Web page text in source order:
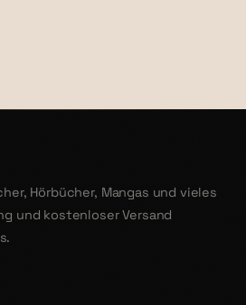
Hörbücher, Mangas und vieles
und kostenloser Versand